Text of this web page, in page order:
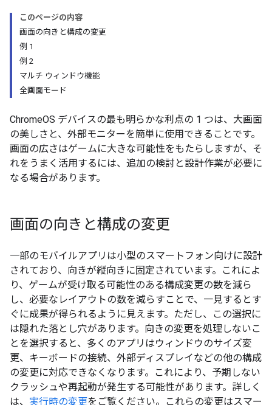
このページの内容
画面の向きと構成の変更
例 1
例 2
マルチ ウィンドウ機能
全画面モード
ChromeOS デバイスの最も明らかな利点の 1 つは、大画面
の美しさと、外部モニターを簡単に使用できることです。
画面の広さはゲームに大きな可能性をもたらしますが、そ
れをうまく活用するには、追加の検討と設計作業が必要に
なる場合があります。
画面の向きと構成の変更
一部のモバイルアプリは小型のスマートフォン向けに設計
されており、向きが縦向きに固定されています。これによ
り、ゲームが受け取る可能性のある構成変更の数を減ら
し、必要なレイアウトの数を減らすことで、一見するとす
ぐに成果が得られるように見えます。ただし、この選択に
は隠れた落とし穴があります。向きの変更を処理しないこ
とを選択すると、多くのアプリはウィンドウのサイズ変
更、キーボードの接続、外部ディスプレイなどの他の構成
の変更に対応できなくなります。これにより、予期しない
クラッシュや再起動が発生する可能性があります。詳しく
は、 実行時の変更をご覧ください。これらの変更はスマー